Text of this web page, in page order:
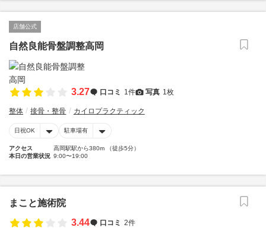
店舗公式
自然良能骨盤調整高岡
3.27 口コミ 1件 写真 1枚
整体 接骨・整骨 カイロプラクティック
日祝OK 駐車場有
アクセス
高岡駅駅から380m （徒歩5分）
本日の営業状況 9:00〜19:00
まこと施術院
3.44
口コミ 2件